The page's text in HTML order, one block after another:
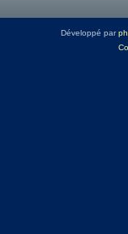
Développé par